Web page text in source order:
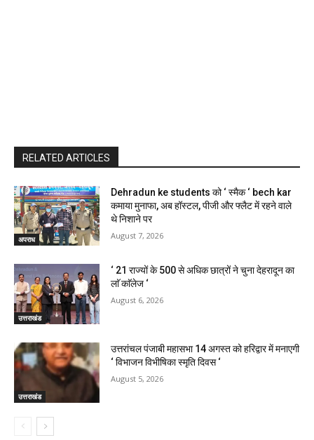
RELATED ARTICLES
अपराध
Dehradun ke students को ‘ स्मैक ‘ bech kar
कमाया मुनाफा, अब हॉस्टल, पीजी और फ्लैट में रहने वाले
थे निशाने पर
August 7, 2026
उत्तराखंड
‘ 21 राज्यों के 500 से अधिक छात्रों ने चुना देहरादून का
लाॅ काॅलेज ‘
August 6, 2026
उत्तराखंड
उत्तरांचल पंजाबी महासभा 14 अगस्त को हरिद्वार में मनाएगी
‘ विभाजन विभीषिका स्मृति दिवस ‘
August 5, 2026